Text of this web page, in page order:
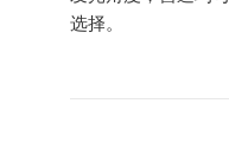
选择。